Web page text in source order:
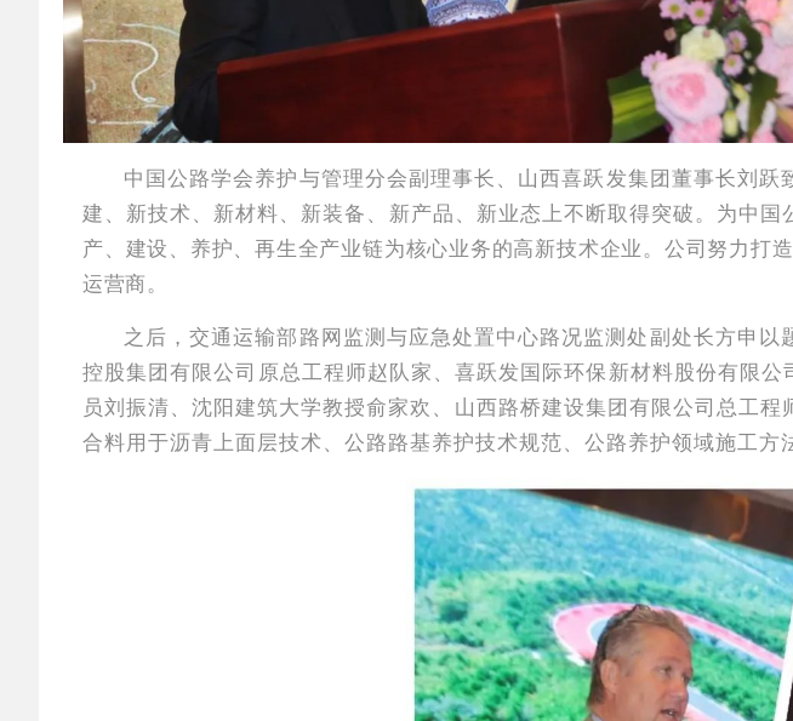
中国公路学会养护与管理分会副理事长、山西喜跃发集团董事长刘
建、新技术、新材料、新装备、新产品、新业态上不断取得突破。为中
产、建设、养护、再生全产业链为核心业务的高新技术企业。公司努力打
运营商。
之后，交通运输部路网监测与应急处置中心路况监测处副处长方申
控股集团有限公司原总工程师赵队家、喜跃发国际环保新材料股份有限
员刘振清、沈阳建筑大学教授俞家欢、山西路桥建设集团有限公司总工
合料用于沥青上面层技术、公路路基养护技术规范、公路养护领域施工方